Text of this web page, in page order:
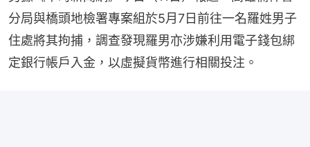
分局與橋頭地檢署專案組於5月7日前往一名羅姓男子
住處將其拘捕，調查發現羅男亦涉嫌利用電子錢包綁
定銀行帳戶入金，以虛擬貨幣進行相關投注。